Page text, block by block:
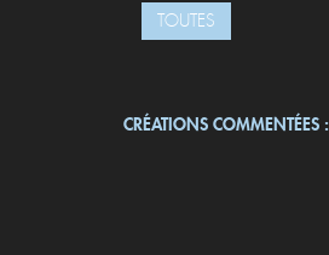
TOUTES
CRÉATIONS COMMENTÉES :